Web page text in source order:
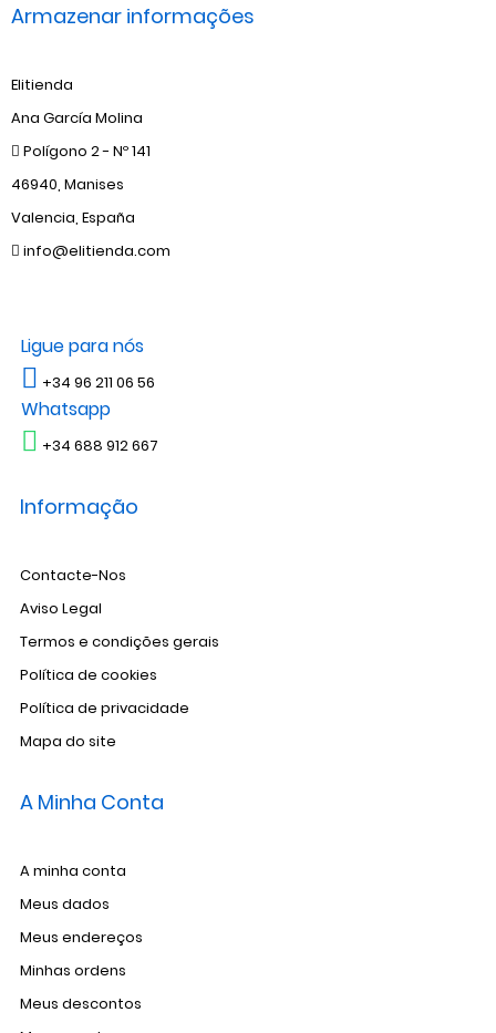
Armazenar informações
Elitienda
Ana García Molina
Polígono 2 - Nº 141
46940, Manises
Valencia, España
info@elitienda.com
Ligue para nós
+34 96 211 06 56
Whatsapp
+34 688 912 667
Informação
Contacte-Nos
Aviso Legal
Termos e condições gerais
Política de cookies
Política de privacidade
Mapa do site
A Minha Conta
A minha conta
Meus dados
Meus endereços
Minhas ordens
Meus descontos